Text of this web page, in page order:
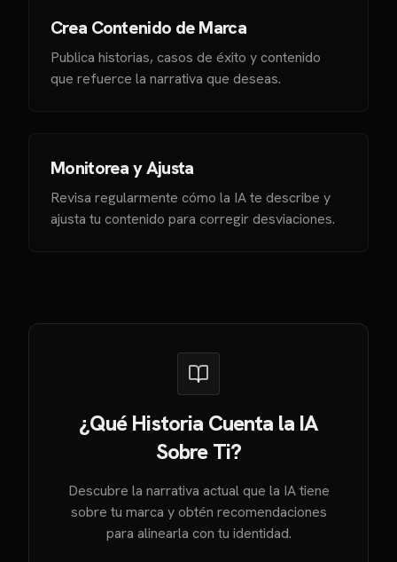
Crea Contenido de Marca
Publica historias, casos de éxito y contenido
que refuerce la narrativa que deseas.
Monitorea y Ajusta
Revisa regularmente cómo la IA te describe y
ajusta tu contenido para corregir desviaciones.
¿Qué Historia Cuenta la IA
Sobre Ti?
Descubre la narrativa actual que la IA tiene
sobre tu marca y obtén recomendaciones
para alinearla con tu identidad.